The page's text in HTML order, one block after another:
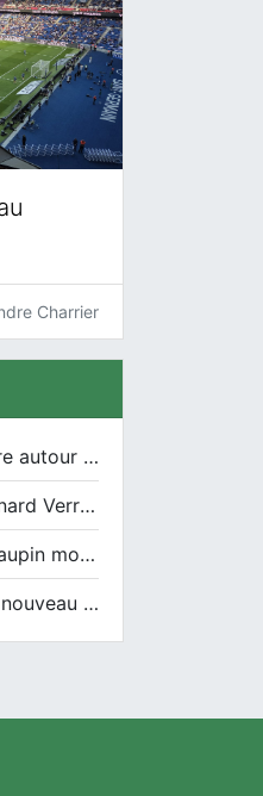
Charrier
Une rencontre autour de Jean-Claude Suaudeau
Bernard Verret en dédicaces le samedi 13 décembre à l’Espace Culturel Atlantis
« Saupin mon amour » au salon du livre de Trentemoult
Un nouveau tirage pour le Docu-BD